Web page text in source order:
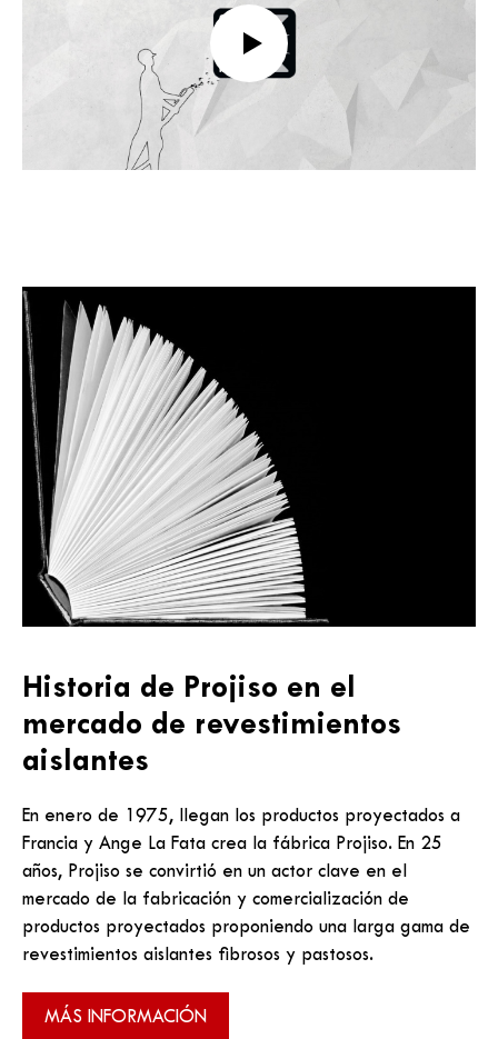
Historia de Projiso en el
mercado de revestimientos
aislantes
En enero de 1975, llegan los productos proyectados a
Francia y Ange La Fata crea la fábrica Projiso. En 25
años, Projiso se convirtió en un actor clave en el
mercado de la fabricación y comercialización de
productos proyectados proponiendo una larga gama de
revestimientos aislantes fibrosos y pastosos.
MÁS INFORMACIÓN